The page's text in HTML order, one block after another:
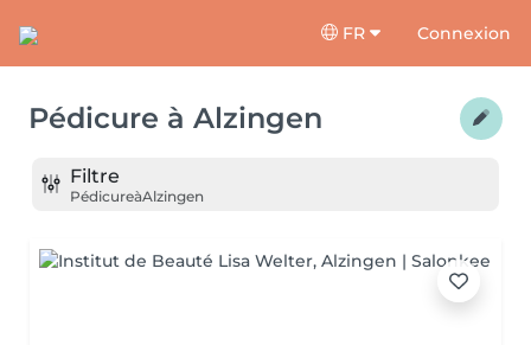
FR Connexion
Pédicure à Alzingen
Filtre
PédicureàAlzingen